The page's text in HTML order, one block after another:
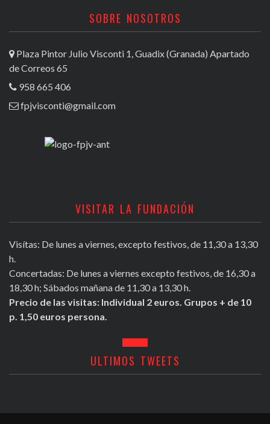
SOBRE NOSOTROS
Plaza Pintor Julio Visconti 1, Guadix (Granada) Apartado
de Correos 65
958 665 406
fpjvisconti@gmail.com
VISITAR LA FUNDACIÓN
Visítas: De lunes a viernes, excepto festivos, de 11,30 a 13,30
h.
Concertadas: De lunes a viernes excepto festivos, de 16,30 a
18,30 h; Sábados mañana de 11,30 a 13,30 h.
Precio de las visitas: Individual 2 euros. Grupos + de 10
p. 1,50 euros persona.
ULTIMOS TWEETS